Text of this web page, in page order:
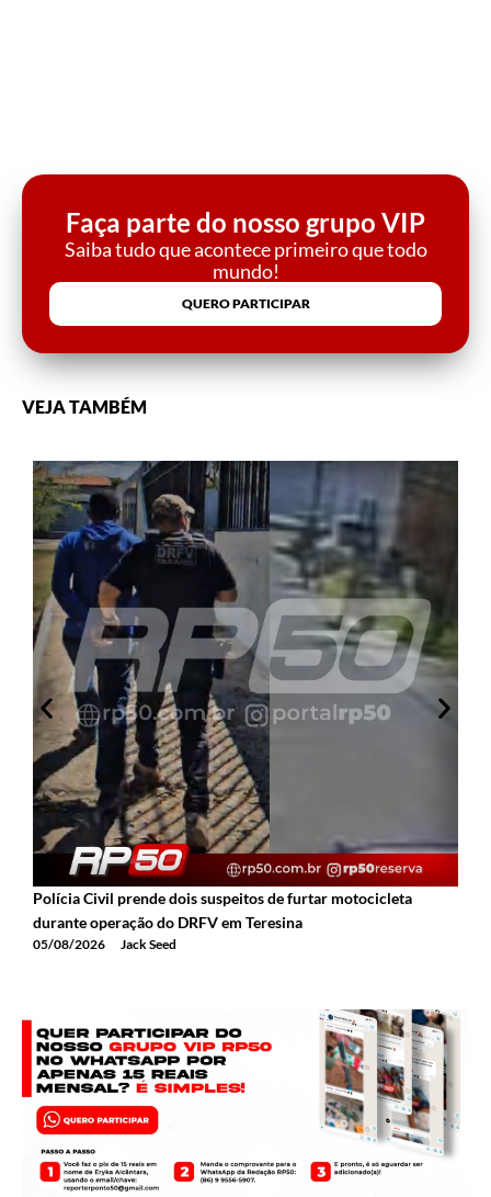
Faça parte do nosso grupo VIP
Saiba tudo que acontece primeiro que todo
mundo!
QUERO PARTICIPAR
VEJA TAMBÉM
Polícia Civil prende dois suspeitos de furtar motocicleta
durante operação do DRFV em Teresina
05/08/2026 Jack Seed